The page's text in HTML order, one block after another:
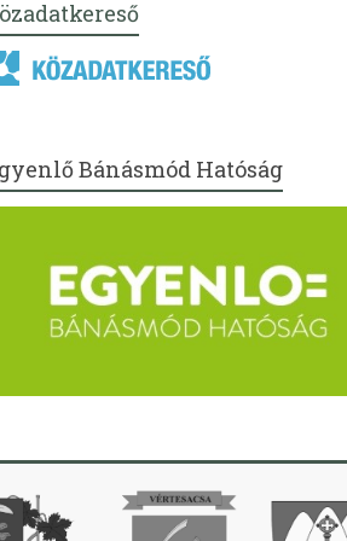
Bánásmód Hatóság